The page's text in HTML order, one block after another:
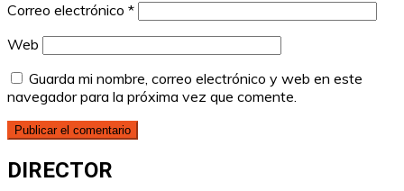
Correo electrónico *
Web
Guarda mi nombre, correo electrónico y web en este
navegador para la próxima vez que comente.
DIRECTOR